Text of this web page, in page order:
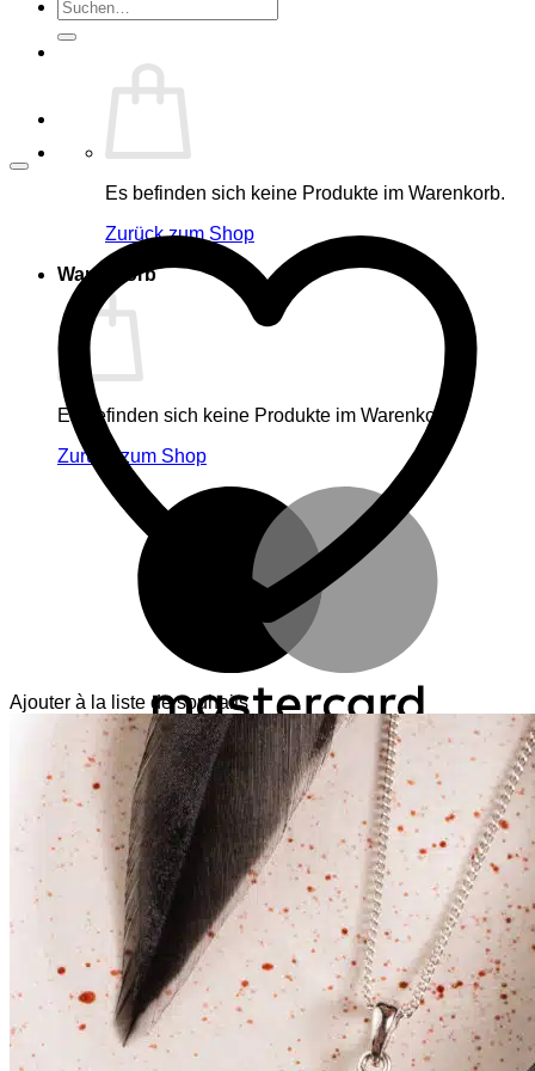
Suche
nach:
Es befinden sich keine Produkte im Warenkorb.
Zurück zum Shop
Warenkorb
Es befinden sich keine Produkte im Warenkorb.
Zurück zum Shop
Ajouter à la liste de souhaits